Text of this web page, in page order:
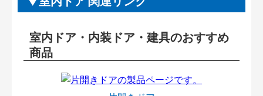
室内ドア・内装ドア・建具のおすすめ
商品